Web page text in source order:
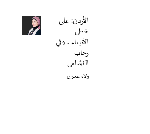
الأردن: على
خطى
الأنبياء .. وفي
رحاب
النشامى
ولاء عمران